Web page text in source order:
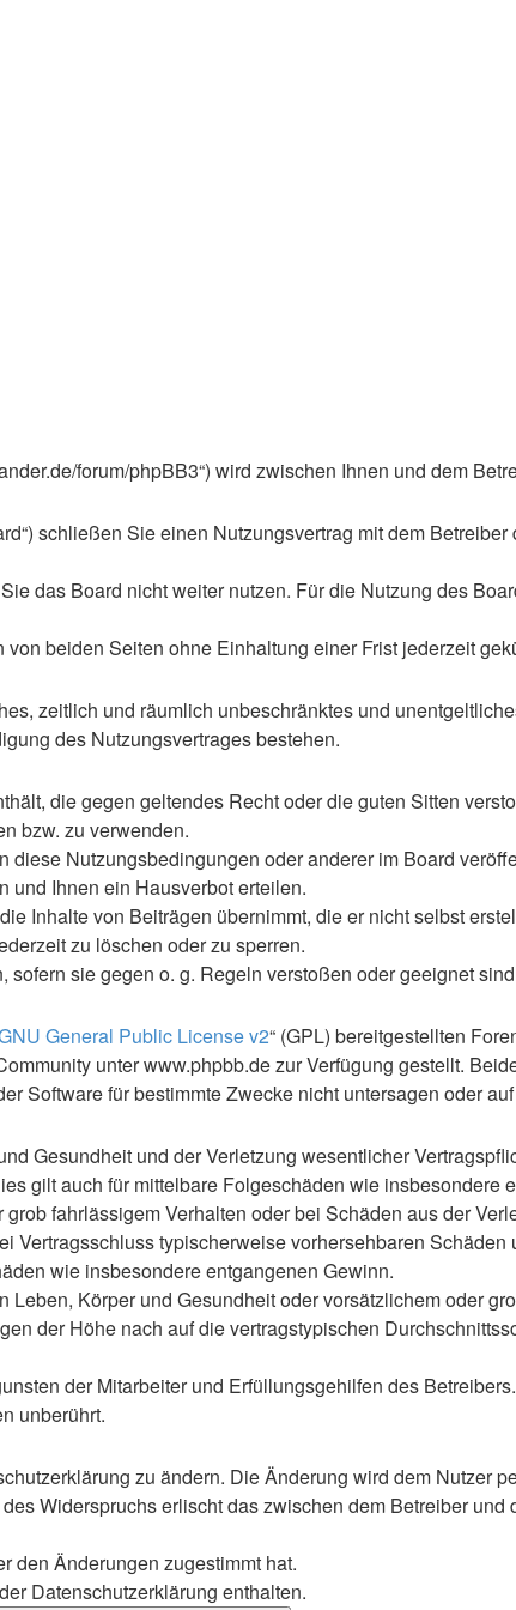
forum/phpBB3“) wird zwischen Ihnen und dem
schließen Sie einen Nutzungsvertrag mit dem
das Board nicht weiter nutzen. Für die Nutzung des
beiden Seiten ohne Einhaltung einer Frist jederzeit
zeitlich und räumlich unbeschränktes und
des Nutzungsvertrages bestehen.
die gegen geltendes Recht oder die guten Sitten
bzw. zu verwenden.
Nutzungsbedingungen oder anderer im Board
und Ihnen ein Hausverbot erteilen.
Inhalte von Beiträgen übernimmt, die er nicht selbst
zu löschen oder zu sperren.
sie gegen o. g. Regeln verstoßen oder geeignet
General Public License v2“ (GPL) bereitgestellten
unter www.phpbb.de zur Verfügung gestellt.
Software für bestimmte Zwecke nicht untersagen oder
Gesundheit und der Verletzung wesentlicher
gilt auch für mittelbare Folgeschäden wie insbesondere
fahrlässigem Verhalten oder bei Schäden aus der
typischerweise vorhersehbaren
wie insbesondere entgangenen Gewinn.
Körper und Gesundheit oder vorsätzlichem oder
der Höhe nach auf die vertragstypischen
der Mitarbeiter und Erfüllungsgehilfen des Betreibers.
unberührt.
zu ändern. Die Änderung wird dem Nutzer
Widerspruchs erlischt das zwischen dem Betreiber
den Änderungen zugestimmt hat.
Datenschutzerklärung enthalten.